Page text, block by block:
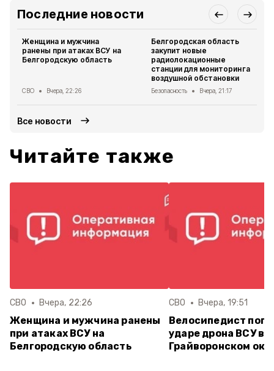
Последние новости
Женщина и мужчина
ранены при атаках ВСУ на
Белгородскую область
СВО Вчера, 22:26
Белгородская область
закупит новые
радиолокационные
станции для мониторинга
воздушной обстановки
Безопасность Вчера, 21:17
Все новости
Читайте также
СВО Вчера, 22:26
Женщина и мужчина ранены
при атаках ВСУ на
Белгородскую область
СВО Вчера, 19:51
Велосипедист
ударе дрона ВСУ в
Грайворонском